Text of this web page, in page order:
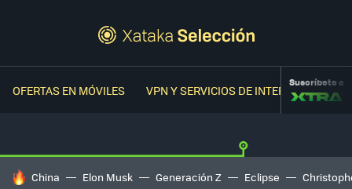
OFERTAS EN MÓVILES VPN Y SERVICIOS DE INTERNETSuscríbete a
HOY SE HABLA DE
China Elon Musk Generación Z Eclipse